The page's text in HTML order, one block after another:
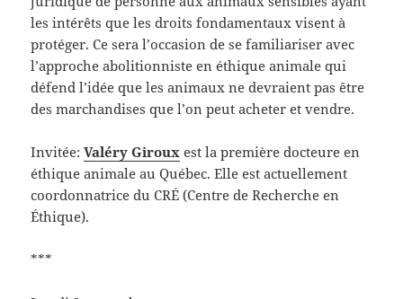
les intérêts que les droits fondamentaux visent à
protéger. Ce sera l’occasion de se familiariser avec
l’approche abolitionniste en éthique animale qui
défend l’idée que les animaux ne devraient pas être
des marchandises que l’on peut acheter et vendre.
Invitée:Valéry Giroux est la première docteure en
éthique animale au Québec. Elle est actuellement
coordonnatrice du CRÉ (Centre de Recherche en
Éthique).
***